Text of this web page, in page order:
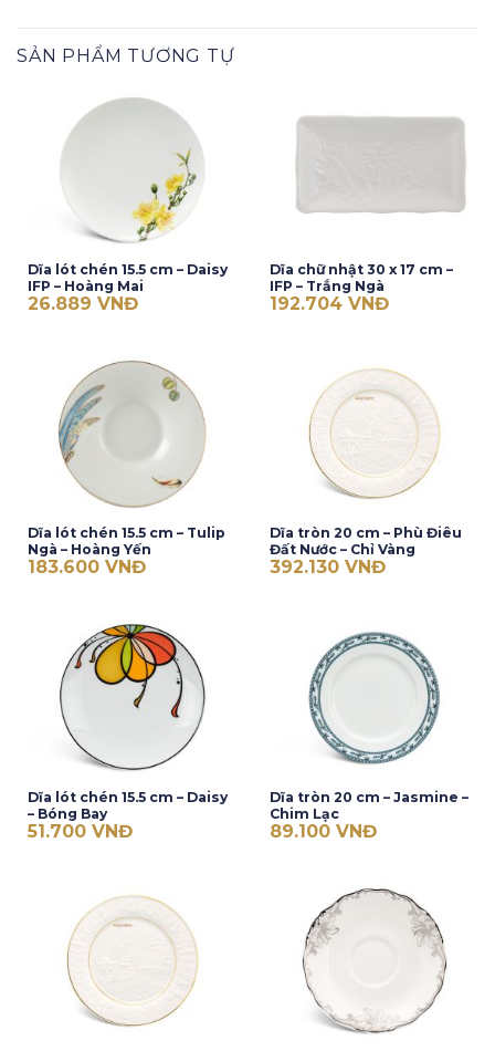
SẢN PHẨM TƯƠNG TỰ
Dĩa lót chén 15.5 cm – Daisy
IFP – Hoàng Mai
26.889 VNĐ
Dĩa chữ nhật 30 x 17 cm –
IFP – Trắng Ngà
192.704 VNĐ
Dĩa lót chén 15.5 cm – Tulip
Ngà – Hoàng Yến
183.600 VNĐ
Dĩa tròn 20 cm – Phù Điêu
Đất Nước – Chỉ Vàng
392.130 VNĐ
Dĩa lót chén 15.5 cm – Daisy
– Bóng Bay
51.700 VNĐ
Dĩa tròn 20 cm – Jasmine –
Chim Lạc
89.100 VNĐ